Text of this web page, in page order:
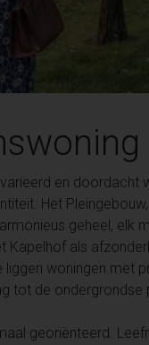
en
Het
geheel, elk
Kapelhof als
liggen woningen met
tot de
georiënteerd.